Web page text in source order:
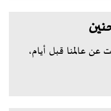
عن عالمنا قبل أيام،